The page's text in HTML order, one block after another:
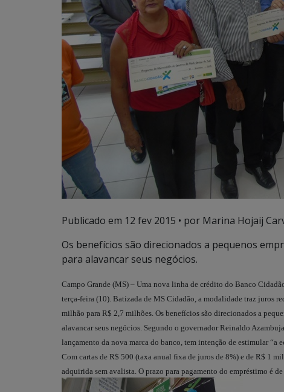
Publicado em 12 fev 2015 • por Marina Hojaij
Os benefícios são direcionados a pequenos
para alavancar seus negócios.
Campo Grande (MS) – Uma nova linha de crédito do Banco
terça-feira (10). Batizada de MS Cidadão, a modalidade traz juros
milhão para R$ 2,7 milhões. Os benefícios são direcionados a
alavancar seus negócios. Segundo o governador Reinaldo
lançamento da nova marca do banco, tem intenção de estimular “a
Com cartas de R$ 500 (taxa anual fixa de juros de 8%) e de R$ 1
adquirida sem avalista. O prazo para pagamento do empréstimo é de